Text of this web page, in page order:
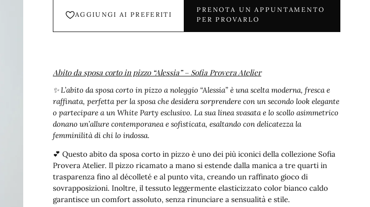
AGGIUNGI AI PREFERITI
PRENOTA UN APPUNTAMENTO
PER PROVARLO
Abito da sposa corto in pizzo “Alessia” – Sofia Provera Atelier
✨ L’abito da sposa corto in pizzo a noleggio “Alessia” è una scelta moderna, fresca e
raffinata, perfetta per la sposa che desidera sorprendere con un secondo look elegante
o partecipare a un White Party esclusivo. La sua linea svasata e lo scollo asimmetrico
donano un’allure contemporanea e sofisticata, esaltando con delicatezza la
femminilità di chi lo indossa.
💕 Questo abito da sposa corto in pizzo è uno dei più iconici della collezione Sofia
Provera Atelier. Il pizzo ricamato a mano si estende dalla manica a tre quarti in
trasparenza fino al décolleté e al punto vita, creando un raffinato gioco di
sovrapposizioni. Inoltre, il tessuto leggermente elasticizzato color bianco caldo
garantisce un comfort assoluto, senza rinunciare a sensualità e stile.